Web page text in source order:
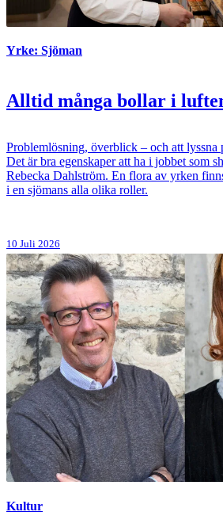
Yrke: Sjöman
Alltid många bollar i
Problemlösning, överblick – och att lyssna
Det är bra egenskaper att ha i jobbet som
Rebecka Dahlström. En flora av yrken
i en sjömans alla olika roller.
10 Juli 2026
Kultur